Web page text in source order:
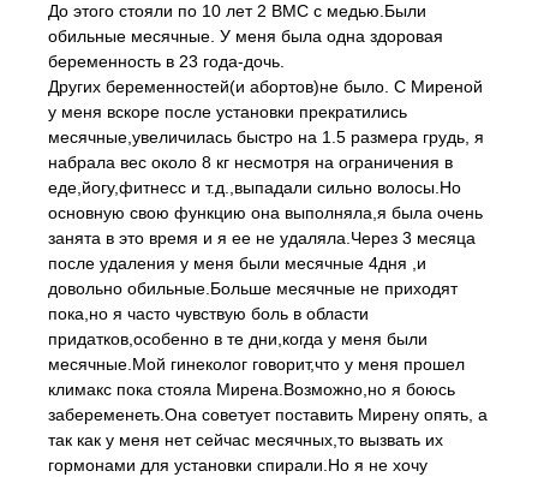
До этого стояли по 10 лет 2 ВМС с медью.Были
обильные месячные. У меня была одна здоровая
беременность в 23 года-дочь.
Других беременностей(и абортов)не было. С Миреной
у меня вскоре после установки прекратились
месячные,увеличилась быстро на 1.5 размера грудь, я
набрала вес около 8 кг несмотря на ограничения в
еде,йогу,фитнесс и т.д.,выпадали сильно волосы.Но
основную свою функцию она выполняла,я была очень
занята в это время и я ее не удаляла.Через 3 месяца
после удаления у меня были месячные 4дня ,и
довольно обильные.Больше месячные не приходят
пока,но я часто чувствую боль в области
придатков,особенно в те дни,когда у меня были
месячные.Мой гинеколог говорит,что у меня прошел
климакс пока стояла Мирена.Возможно,но я боюсь
забеременеть.Она советует поставить Мирену опять, а
так как у меня нет сейчас месячных,то вызвать их
гормонами для установки спирали.Но я не хочу